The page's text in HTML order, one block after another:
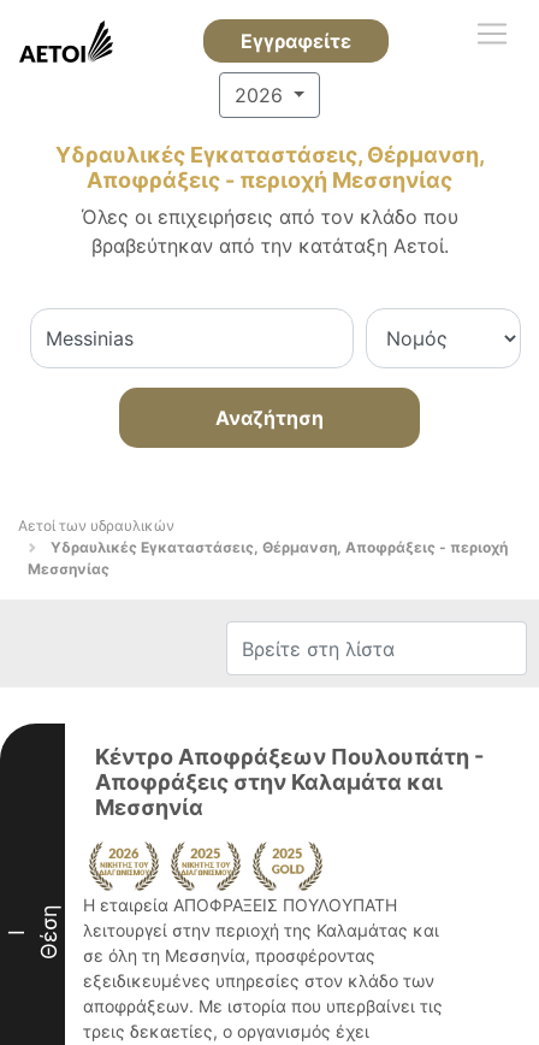
Εγγραφείτε
2026
Υδραυλικές Εγκαταστάσεις, Θέρμανση,
Αποφράξεις - περιοχή Μεσσηνίας
Όλες οι επιχειρήσεις από τον κλάδο που
βραβεύτηκαν από την κατάταξη Αετοί.
Αναζήτηση
Αετοί των υδραυλικών
Υδραυλικές Εγκαταστάσεις, Θέρμανση, Αποφράξεις - περιοχή
Μεσσηνίας
I Θέση
Κέντρο Αποφράξεων Πουλουπάτη -
Αποφράξεις στην Καλαμάτα και
Μεσσηνία
Η εταιρεία ΑΠΟΦΡΑΞΕΙΣ ΠΟΥΛΟΥΠΑΤΗ
λειτουργεί στην περιοχή της Καλαμάτας και
σε όλη τη Μεσσηνία, προσφέροντας
εξειδικευμένες υπηρεσίες στον κλάδο των
αποφράξεων. Με ιστορία που υπερβαίνει τις
τρεις δεκαετίες, ο οργανισμός έχει